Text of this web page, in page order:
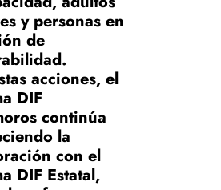
y personas en
de
acciones, el
DIF
continúa
la
con el
DIF Estatal,